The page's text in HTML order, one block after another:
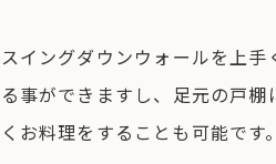
スイングダウンウォールを上
る事ができますし、足元の戸
くお料理をすることも可能です。